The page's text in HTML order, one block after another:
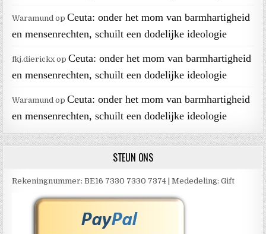
Waramund opCeuta: onder het mom van barmhartigheid
en mensenrechten, schuilt een dodelijke ideologie
fkj.dierickx opCeuta: onder het mom van barmhartigheid
en mensenrechten, schuilt een dodelijke ideologie
Waramund opCeuta: onder het mom van barmhartigheid
en mensenrechten, schuilt een dodelijke ideologie
STEUN ONS
Rekeningnummer: BE16 7330 7330 7374 | Mededeling: Gift